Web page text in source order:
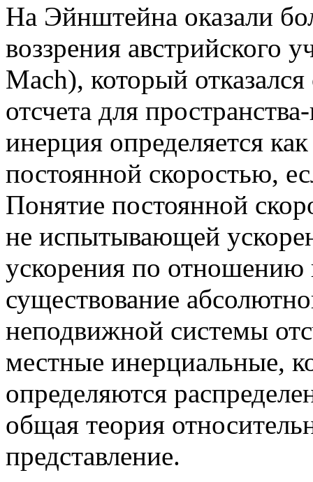
На Эйнштейна оказали
воззрения австрийского
Mach), который
отсчета для
инерция определяется
постоянной скоростью,
Понятие постоянной
не испытывающей
ускорения по отношению
существование
неподвижной системы
местные инерциальные,
определяются
общая теория
представление.